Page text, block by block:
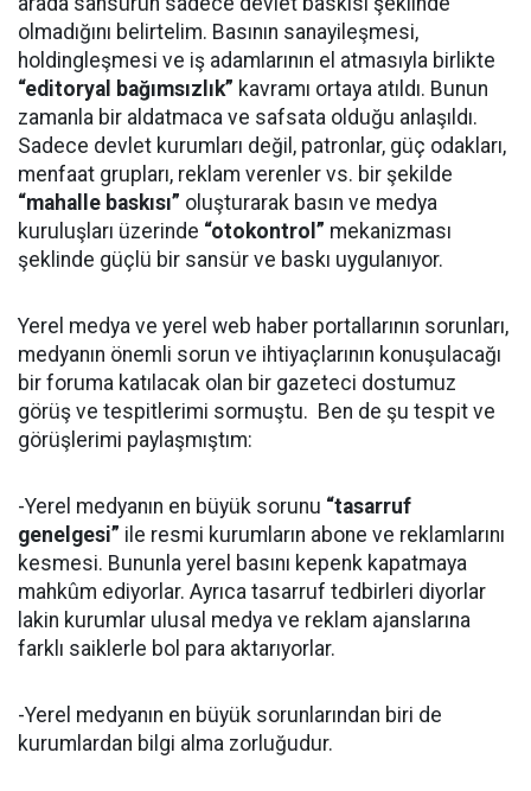
olmadığını belirtelim. Basının sanayileşmesi,
holdingleşmesi ve iş adamlarının el atmasıyla birlikte
“editoryal bağımsızlık” kavramı ortaya atıldı. Bunun
zamanla bir aldatmaca ve safsata olduğu anlaşıldı.
Sadece devlet kurumları değil, patronlar, güç odakları,
menfaat grupları, reklam verenler vs. bir şekilde
“mahalle baskısı” oluşturarak basın ve medya
kuruluşları üzerinde “otokontrol” mekanizması
şeklinde güçlü bir sansür ve baskı uygulanıyor.
Yerel medya ve yerel web haber portallarının sorunları,
medyanın önemli sorun ve ihtiyaçlarının konuşulacağı
bir foruma katılacak olan bir gazeteci dostumuz
görüş ve tespitlerimi sormuştu. Ben de şu tespit ve
görüşlerimi paylaşmıştım:
-Yerel medyanın en büyük sorunu “tasarruf
genelgesi” ile resmi kurumların abone ve reklamlarını
kesmesi. Bununla yerel basını kepenk kapatmaya
mahkûm ediyorlar. Ayrıca tasarruf tedbirleri diyorlar
lakin kurumlar ulusal medya ve reklam ajanslarına
farklı saiklerle bol para aktarıyorlar.
-Yerel medyanın en büyük sorunlarından biri de
kurumlardan bilgi alma zorluğudur.